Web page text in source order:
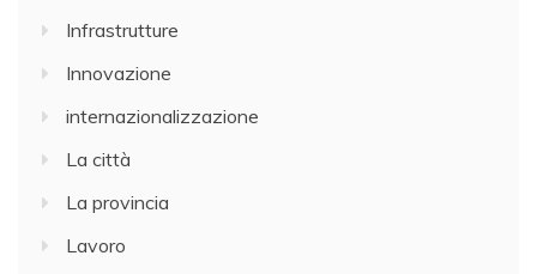
Infrastrutture
Innovazione
internazionalizzazione
La città
La provincia
Lavoro